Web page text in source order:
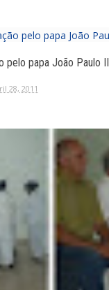
pelo papa João Paulo II
28, 2011